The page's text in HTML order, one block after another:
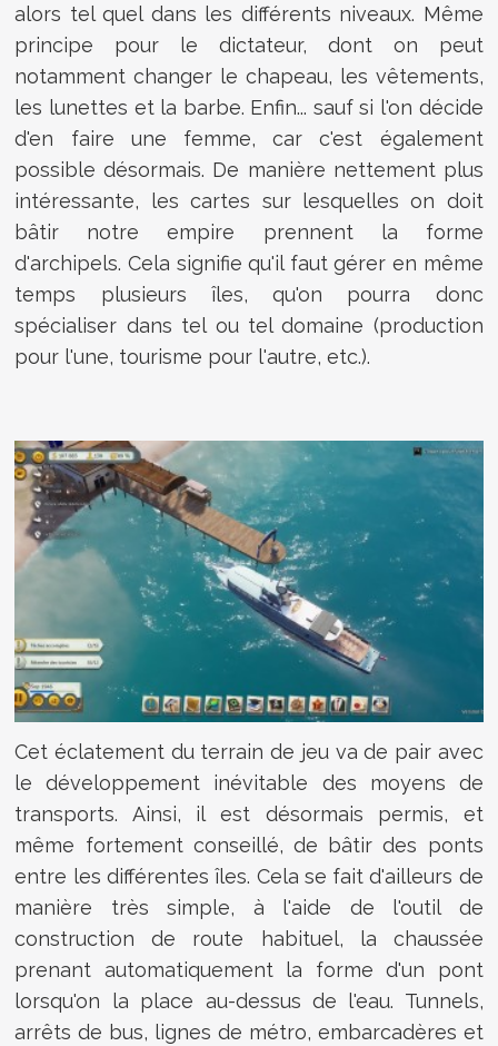
alors tel quel dans les différents niveaux. Même
principe pour le dictateur, dont on peut
notamment changer le chapeau, les vêtements,
les lunettes et la barbe. Enfin... sauf si l'on décide
d'en faire une femme, car c'est également
possible désormais. De manière nettement plus
intéressante, les cartes sur lesquelles on doit
bâtir notre empire prennent la forme
d'archipels. Cela signifie qu'il faut gérer en même
temps plusieurs îles, qu'on pourra donc
spécialiser dans tel ou tel domaine (production
pour l'une, tourisme pour l'autre, etc.).
Cet éclatement du terrain de jeu va de pair avec
le développement inévitable des moyens de
transports. Ainsi, il est désormais permis, et
même fortement conseillé, de bâtir des ponts
entre les différentes îles. Cela se fait d'ailleurs de
manière très simple, à l'aide de l'outil de
construction de route habituel, la chaussée
prenant automatiquement la forme d'un pont
lorsqu'on la place au-dessus de l'eau. Tunnels,
arrêts de bus, lignes de métro, embarcadères et